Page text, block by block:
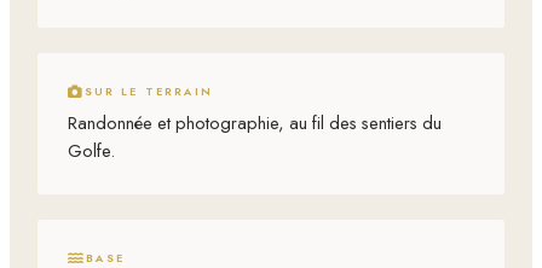
SUR LE TERRAIN
Randonnée et photographie, au fil des sentiers du
Golfe.
BASE